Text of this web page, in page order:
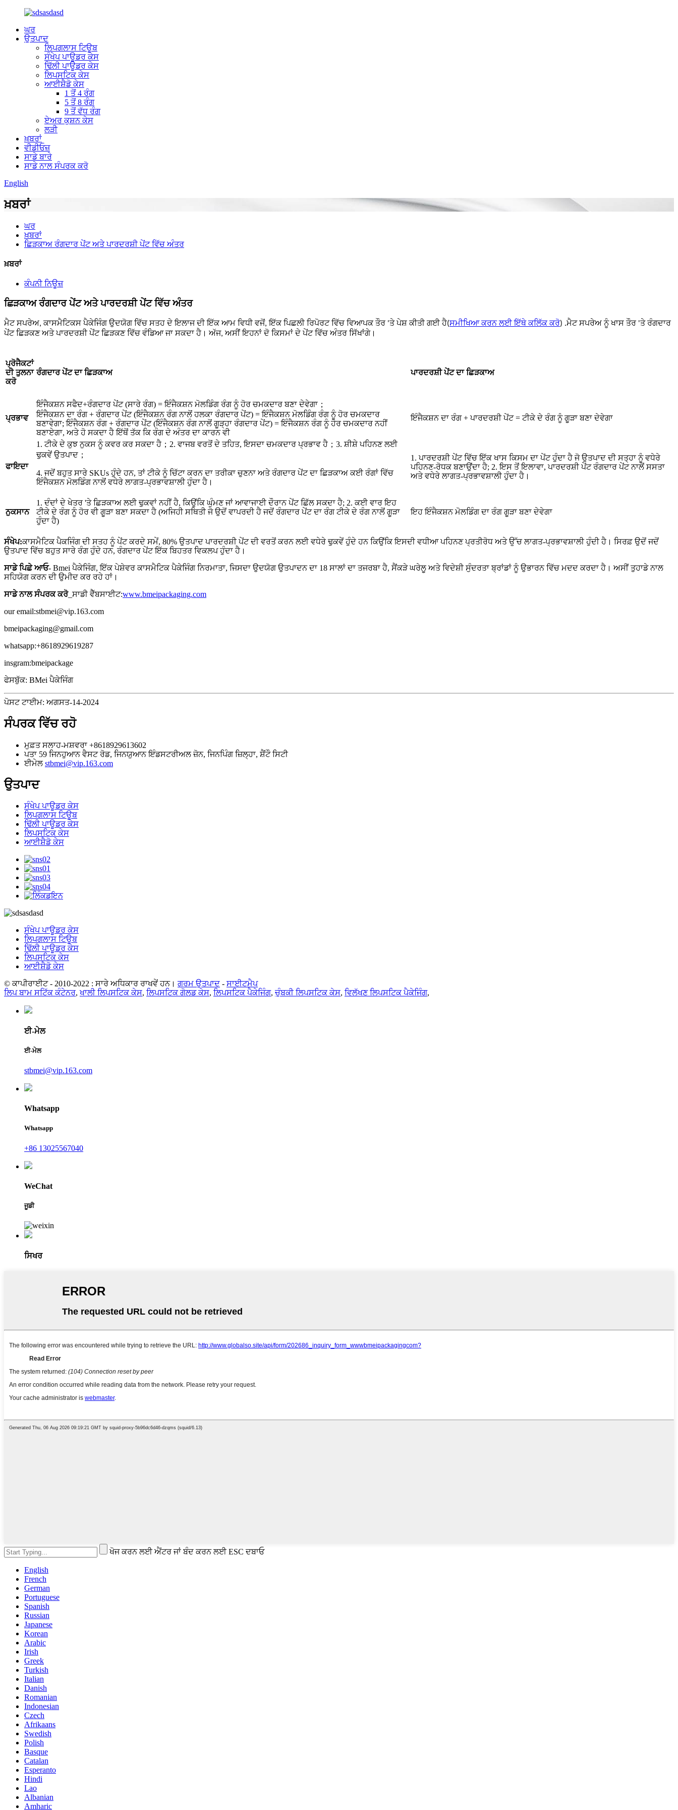
ਘਰ
ਉਤਪਾਦ
ਲਿਪਗਲਾਸ ਟਿਊਬ
ਸੰਖੇਪ ਪਾਊਡਰ ਕੇਸ
ਢਿੱਲੀ ਪਾਊਡਰ ਕੇਸ
ਲਿਪਸਟਿਕ ਕੇਸ
ਆਈਸ਼ੈਡੋ ਕੇਸ
1 ਤੋਂ 4 ਰੰਗ
5 ਤੋਂ 8 ਰੰਗ
9 ਤੋਂ ਵੱਧ ਰੰਗ
ਏਅਰ ਕੁਸ਼ਨ ਕੇਸ
ਲੜੀ
ਖ਼ਬਰਾਂ
ਵੀਡੀਓਜ਼
ਸਾਡੇ ਬਾਰੇ
ਸਾਡੇ ਨਾਲ ਸੰਪਰਕ ਕਰੋ
English
ਖ਼ਬਰਾਂ
ਘਰ
ਖ਼ਬਰਾਂ
ਛਿੜਕਾਅ ਰੰਗਦਾਰ ਪੇਂਟ ਅਤੇ ਪਾਰਦਰਸ਼ੀ ਪੇਂਟ ਵਿੱਚ ਅੰਤਰ
ਖ਼ਬਰਾਂ
ਕੰਪਨੀ ਨਿਊਜ਼
ਛਿੜਕਾਅ ਰੰਗਦਾਰ ਪੇਂਟ ਅਤੇ ਪਾਰਦਰਸ਼ੀ ਪੇਂਟ ਵਿੱਚ ਅੰਤਰ
ਮੈਟ ਸਪਰੇਅ, ਕਾਸਮੈਟਿਕਸ ਪੈਕੇਜਿੰਗ ਉਦਯੋਗ ਵਿੱਚ ਸਤਹ ਦੇ ਇਲਾਜ ਦੀ ਇੱਕ ਆਮ ਵਿਧੀ ਵਜੋਂ, ਇੱਕ ਪਿਛਲੀ ਰਿਪੋਰਟ ਵਿੱਚ ਵਿਆਪਕ ਤੌਰ 'ਤੇ ਪੇਸ਼ ਕੀਤੀ ਗਈ ਹੈ(ਸਮੀਖਿਆ ਕਰਨ ਲਈ ਇੱਥੇ ਕਲਿੱਕ ਕਰੋ) .ਮੈਟ ਸਪਰੇਅ ਨੂੰ ਖਾਸ ਤੌਰ 'ਤੇ ਰੰਗਦਾਰ
ਪੇਂਟ ਛਿੜਕਣ ਅਤੇ ਪਾਰਦਰਸ਼ੀ ਪੇਂਟ ਛਿੜਕਣ ਵਿੱਚ ਵੰਡਿਆ ਜਾ ਸਕਦਾ ਹੈ। ਅੱਜ, ਅਸੀਂ ਇਹਨਾਂ ਦੋ ਕਿਸਮਾਂ ਦੇ ਪੇਂਟ ਵਿੱਚ ਅੰਤਰ ਸਿੱਖਾਂਗੇ।
ਪ੍ਰੋਜੈਕਟਾਂ
ਦੀ ਤੁਲਨਾ
ਕਰੋ
ਰੰਗਦਾਰ ਪੇਂਟ ਦਾ ਛਿੜਕਾਅ ਪਾਰਦਰਸ਼ੀ ਪੇਂਟ ਦਾ ਛਿੜਕਾਅ
ਪ੍ਰਭਾਵ
ਇੰਜੈਕਸ਼ਨ ਸਫੈਦ+ਰੰਗਦਾਰ ਪੇਂਟ (ਸਾਰੇ ਰੰਗ) = ਇੰਜੈਕਸ਼ਨ ਮੋਲਡਿੰਗ ਰੰਗ ਨੂੰ ਹੋਰ ਚਮਕਦਾਰ ਬਣਾ ਦੇਵੇਗਾ；
ਇੰਜੈਕਸ਼ਨ ਦਾ ਰੰਗ + ਰੰਗਦਾਰ ਪੇਂਟ (ਇੰਜੈਕਸ਼ਨ ਰੰਗ ਨਾਲੋਂ ਹਲਕਾ ਰੰਗਦਾਰ ਪੇਂਟ) = ਇੰਜੈਕਸ਼ਨ ਮੋਲਡਿੰਗ ਰੰਗ ਨੂੰ ਹੋਰ ਚਮਕਦਾਰ
ਬਣਾਵੇਗਾ; ਇੰਜੈਕਸ਼ਨ ਰੰਗ + ਰੰਗਦਾਰ ਪੇਂਟ (ਇੰਜੈਕਸ਼ਨ ਰੰਗ ਨਾਲੋਂ ਗੂੜ੍ਹਾ ਰੰਗਦਾਰ ਪੇਂਟ) = ਇੰਜੈਕਸ਼ਨ ਰੰਗ ਨੂੰ ਹੋਰ ਚਮਕਦਾਰ ਨਹੀਂ
ਬਣਾਏਗਾ, ਅਤੇ ਹੋ ਸਕਦਾ ਹੈ ਇੱਥੋਂ ਤੱਕ ਕਿ ਰੰਗ ਦੇ ਅੰਤਰ ਦਾ ਕਾਰਨ ਵੀ
ਇੰਜੈਕਸ਼ਨ ਦਾ ਰੰਗ + ਪਾਰਦਰਸ਼ੀ ਪੇਂਟ = ਟੀਕੇ ਦੇ ਰੰਗ ਨੂੰ ਗੂੜਾ ਬਣਾ ਦੇਵੇਗਾ
ਫਾਇਦਾ
1. ਟੀਕੇ ਦੇ ਕੁਝ ਨੁਕਸ ਨੂੰ ਕਵਰ ਕਰ ਸਕਦਾ ਹੈ；2. ਵਾਜਬ ਵਰਤੋਂ ਦੇ ਤਹਿਤ, ਇਸਦਾ ਚਮਕਦਾਰ ਪ੍ਰਭਾਵ ਹੈ；3. ਸ਼ੀਸ਼ੇ ਪਹਿਨਣ ਲਈ
ਢੁਕਵੇਂ ਉਤਪਾਦ；
4. ਜਦੋਂ ਬਹੁਤ ਸਾਰੇ SKUs ਹੁੰਦੇ ਹਨ, ਤਾਂ ਟੀਕੇ ਨੂੰ ਚਿੱਟਾ ਕਰਨ ਦਾ ਤਰੀਕਾ ਚੁਣਨਾ ਅਤੇ ਰੰਗਦਾਰ ਪੇਂਟ ਦਾ ਛਿੜਕਾਅ ਕਈ ਰੰਗਾਂ ਵਿੱਚ
ਇੰਜੈਕਸ਼ਨ ਮੋਲਡਿੰਗ ਨਾਲੋਂ ਵਧੇਰੇ ਲਾਗਤ-ਪ੍ਰਭਾਵਸ਼ਾਲੀ ਹੁੰਦਾ ਹੈ।
1. ਪਾਰਦਰਸ਼ੀ ਪੇਂਟ ਵਿੱਚ ਇੱਕ ਖਾਸ ਕਿਸਮ ਦਾ ਪੇਂਟ ਹੁੰਦਾ ਹੈ ਜੋ ਉਤਪਾਦ ਦੀ ਸਤ੍ਹਾ ਨੂੰ ਵਧੇਰੇ
ਪਹਿਨਣ-ਰੋਧਕ ਬਣਾਉਂਦਾ ਹੈ; 2. ਇਸ ਤੋਂ ਇਲਾਵਾ, ਪਾਰਦਰਸ਼ੀ ਪੇਂਟ ਰੰਗਦਾਰ ਪੇਂਟ ਨਾਲੋਂ ਸਸਤਾ
ਅਤੇ ਵਧੇਰੇ ਲਾਗਤ-ਪ੍ਰਭਾਵਸ਼ਾਲੀ ਹੁੰਦਾ ਹੈ।
ਨੁਕਸਾਨ
1. ਦੰਦਾਂ ਦੇ ਖੇਤਰ 'ਤੇ ਛਿੜਕਾਅ ਲਈ ਢੁਕਵਾਂ ਨਹੀਂ ਹੈ, ਕਿਉਂਕਿ ਘੁੰਮਣ ਜਾਂ ਆਵਾਜਾਈ ਦੌਰਾਨ ਪੇਂਟ ਛਿੱਲ ਸਕਦਾ ਹੈ; 2. ਕਈ ਵਾਰ ਇਹ
ਟੀਕੇ ਦੇ ਰੰਗ ਨੂੰ ਹੋਰ ਵੀ ਗੂੜਾ ਬਣਾ ਸਕਦਾ ਹੈ (ਅਜਿਹੀ ਸਥਿਤੀ ਜੋ ਉਦੋਂ ਵਾਪਰਦੀ ਹੈ ਜਦੋਂ ਰੰਗਦਾਰ ਪੇਂਟ ਦਾ ਰੰਗ ਟੀਕੇ ਦੇ ਰੰਗ ਨਾਲੋਂ ਗੂੜਾ
ਹੁੰਦਾ ਹੈ)
ਇਹ ਇੰਜੈਕਸ਼ਨ ਮੋਲਡਿੰਗ ਦਾ ਰੰਗ ਗੂੜਾ ਬਣਾ ਦੇਵੇਗਾ
ਸੰਖੇਪ:ਕਾਸਮੈਟਿਕ ਪੈਕਜਿੰਗ ਦੀ ਸਤਹ ਨੂੰ ਪੇਂਟ ਕਰਦੇ ਸਮੇਂ, 80% ਉਤਪਾਦ ਪਾਰਦਰਸ਼ੀ ਪੇਂਟ ਦੀ ਵਰਤੋਂ ਕਰਨ ਲਈ ਵਧੇਰੇ ਢੁਕਵੇਂ ਹੁੰਦੇ ਹਨ ਕਿਉਂਕਿ ਇਸਦੀ ਵਧੀਆ ਪਹਿਨਣ ਪ੍ਰਤੀਰੋਧ ਅਤੇ ਉੱਚ ਲਾਗਤ-ਪ੍ਰਭਾਵਸ਼ਾਲੀ ਹੁੰਦੀ ਹੈ। ਸਿਰਫ਼ ਉਦੋਂ ਜਦੋਂ
ਉਤਪਾਦ ਵਿੱਚ ਬਹੁਤ ਸਾਰੇ ਰੰਗ ਹੁੰਦੇ ਹਨ, ਰੰਗਦਾਰ ਪੇਂਟ ਇੱਕ ਬਿਹਤਰ ਵਿਕਲਪ ਹੁੰਦਾ ਹੈ।
ਸਾਡੇ ਪਿਛੇ ਆਓ- Bmei ਪੈਕੇਜਿੰਗ, ਇੱਕ ਪੇਸ਼ੇਵਰ ਕਾਸਮੈਟਿਕ ਪੈਕੇਜਿੰਗ ਨਿਰਮਾਤਾ, ਜਿਸਦਾ ਉਦਯੋਗ ਉਤਪਾਦਨ ਦਾ 18 ਸਾਲਾਂ ਦਾ ਤਜਰਬਾ ਹੈ, ਸੈਂਕੜੇ ਘਰੇਲੂ ਅਤੇ ਵਿਦੇਸ਼ੀ ਸੁੰਦਰਤਾ ਬ੍ਰਾਂਡਾਂ ਨੂੰ ਉਭਾਰਨ ਵਿੱਚ ਮਦਦ ਕਰਦਾ ਹੈ। ਅਸੀਂ ਤੁਹਾਡੇ ਨਾਲ
ਸਹਿਯੋਗ ਕਰਨ ਦੀ ਉਮੀਦ ਕਰ ਰਹੇ ਹਾਂ।
ਸਾਡੇ ਨਾਲ ਸੰਪਰਕ ਕਰੋ_ਸਾਡੀ ਵੈੱਬਸਾਈਟ:www.bmeipackaging.com
our email:stbmei@vip.163.com
bmeipackaging@gmail.com
whatsapp:+8618929619287
insgram:bmeipackage
ਫੇਸਬੁੱਕ: BMei ਪੈਕੇਜਿੰਗ
ਪੋਸਟ ਟਾਈਮ: ਅਗਸਤ-14-2024
ਸੰਪਰਕ ਵਿੱਚ ਰਹੋ
ਮੁਫ਼ਤ ਸਲਾਹ-ਮਸ਼ਵਰਾ +8618929613602
ਪਤਾ 59 ਜਿਨਹੁਆਨ ਵੈਸਟ ਰੋਡ, ਜਿਨਯੁਆਨ ਇੰਡਸਟਰੀਅਲ ਜ਼ੋਨ, ਜਿਨਪਿੰਗ ਜ਼ਿਲ੍ਹਾ, ਸ਼ੈਂਟੌ ਸਿਟੀ
ਈਮੇਲ stbmei@vip.163.com
ਉਤਪਾਦ
ਸੰਖੇਪ ਪਾਊਡਰ ਕੇਸ
ਲਿਪਗਲਾਸ ਟਿਊਬ
ਢਿੱਲੀ ਪਾਊਡਰ ਕੇਸ
ਲਿਪਸਟਿਕ ਕੇਸ
ਆਈਸ਼ੈਡੋ ਕੇਸ
ਸੰਖੇਪ ਪਾਊਡਰ ਕੇਸ
ਲਿਪਗਲਾਸ ਟਿਊਬ
ਢਿੱਲੀ ਪਾਊਡਰ ਕੇਸ
ਲਿਪਸਟਿਕ ਕੇਸ
ਆਈਸ਼ੈਡੋ ਕੇਸ
© ਕਾਪੀਰਾਈਟ - 2010-2022 : ਸਾਰੇ ਅਧਿਕਾਰ ਰਾਖਵੇਂ ਹਨ। ਗਰਮ ਉਤਪਾਦ - ਸਾਈਟਮੈਪ
ਲਿਪ ਬਾਮ ਸਟਿੱਕ ਕੰਟੇਨਰ,ਖਾਲੀ ਲਿਪਸਟਿਕ ਕੇਸ, ਲਿਪਸਟਿਕ ਗੋਲਡ ਕੇਸ, ਲਿਪਸਟਿਕ ਪੈਕੇਜਿੰਗ, ਚੁੰਬਕੀ ਲਿਪਸਟਿਕ ਕੇਸ, ਵਿਲੱਖਣ ਲਿਪਸਟਿਕ ਪੈਕੇਜਿੰਗ,
ਈ-ਮੇਲ
ਈ-ਮੇਲ
stbmei@vip.163.com
Whatsapp
Whatsapp
+86 13025567040
WeChat
ਜੂਡੀ
ਸਿਖਰ
ਖੋਜ ਕਰਨ ਲਈ ਐਂਟਰ ਜਾਂ ਬੰਦ ਕਰਨ ਲਈ ESC ਦਬਾਓ
English
French
German
Portuguese
Spanish
Russian
Japanese
Korean
Arabic
Irish
Greek
Turkish
Italian
Danish
Romanian
Indonesian
Czech
Afrikaans
Swedish
Polish
Basque
Catalan
Esperanto
Hindi
Lao
Albanian
Amharic